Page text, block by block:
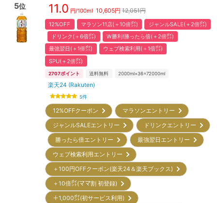
5位 11.0 円/100ml 10,605円 12,051円
12%OFF マラソン11店(＋10倍㌽)
ジャンルSALE(＋2倍㌽)
ドリンク(＋6倍㌽)
W勝利!勝ったら倍(＋2倍㌽)
最強翌日(＋1倍㌽)
ウェブ検索利用(＋1倍㌽)
SPU(＋2倍㌽)
2707ポイント 送料無料 2000ml×36=72000ml
楽天24 (Rakuten)
5件
12%OFFクーポン
マラソンエントリー
ジャンルSALEエントリー
ドリンクエントリー
勝ったら倍エントリー
最強翌日エントリー
ウェブ検索利用エントリー
＋100円OFFクーポン(楽天24＆楽天ブックス)
＋10倍㌽(ママ割 初登録)
＋1,000㌽(初サービス利用)